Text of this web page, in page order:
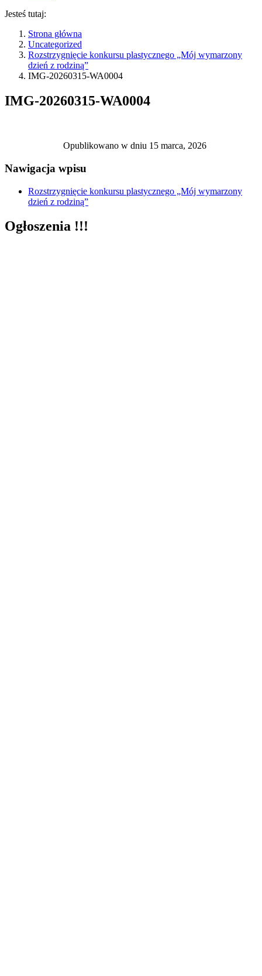
Jesteś tutaj:
Strona główna
Uncategorized
Rozstrzygnięcie konkursu plastycznego „Mój wymarzony
dzień z rodziną”
IMG-20260315-WA0004
IMG-20260315-WA0004
Opublikowano w dniu 15 marca, 2026
Nawigacja wpisu
Rozstrzygnięcie konkursu plastycznego „Mój wymarzony
dzień z rodziną”
Ogłoszenia !!!